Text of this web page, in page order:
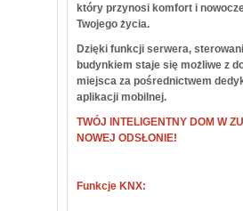
który przynosi komfort i
Twojego życia.
Dzięki funkcji serwera,
budynkiem staje się możliwe z
miejsca za pośrednictwem
aplikacji mobilnej.
TWÓJ INTELIGENTNY DOM W
NOWEJ ODSŁONIE!
Funkcje KNX: